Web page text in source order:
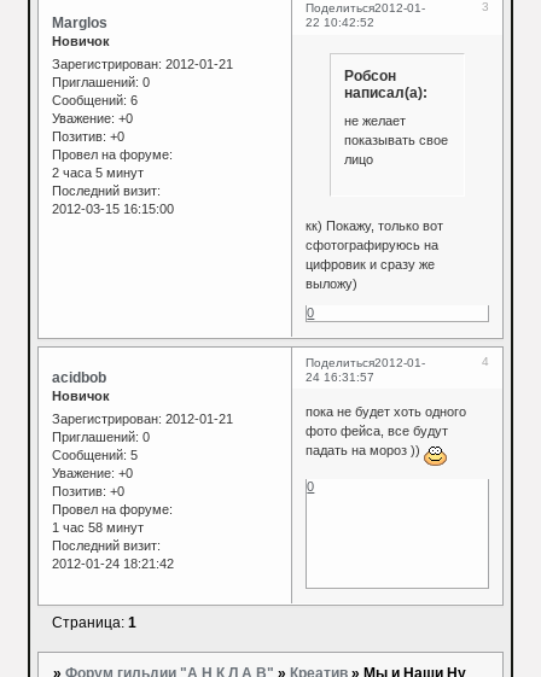
Поделиться 3
2012-01-
22 10:42:52
Marglos
Новичок
Зарегистрирован: 2012-01-21
Приглашений: 0
Сообщений: 6
Уважение: +0
Позитив: +0
Провел на форуме:
2 часа 5 минут
Последний визит:
2012-03-15 16:15:00
Робсон
написал(а):
не желает
показывать свое
лицо
кк) Покажу, только вот
сфотографируюсь на
цифровик и сразу же
выложу)
0
Поделиться 4
2012-01-
24 16:31:57
acidbob
Новичок
Зарегистрирован: 2012-01-21
Приглашений: 0
Сообщений: 5
Уважение: +0
Позитив: +0
Провел на форуме:
1 час 58 минут
Последний визит:
2012-01-24 18:21:42
пока не будет хоть одного
фото фейса, все будут
падать на мороз ))
0
Страница:1
»Форум гильдии "А Н К Л А В" »Креатив »Мы и Наши Ну